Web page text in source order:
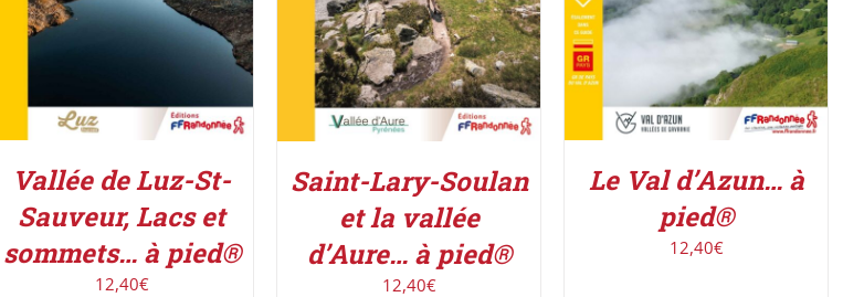
Vallée de Luz-St-
Sauveur, Lacs et
sommets… à pied®
12,40€
Saint-Lary-Soulan
et la vallée
d’Aure… à pied®
12,40€
Le Val d’Azun… à
pied®
12,40€